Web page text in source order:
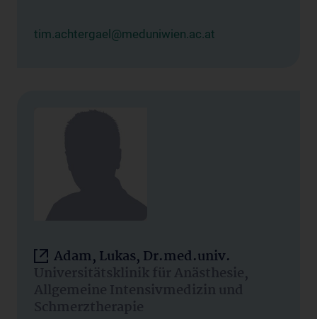
tim.achtergael@meduniwien.ac.at
Adam, Lukas, Dr.med.univ.
Universitätsklinik für Anästhesie,
Allgemeine Intensivmedizin und
Schmerztherapie